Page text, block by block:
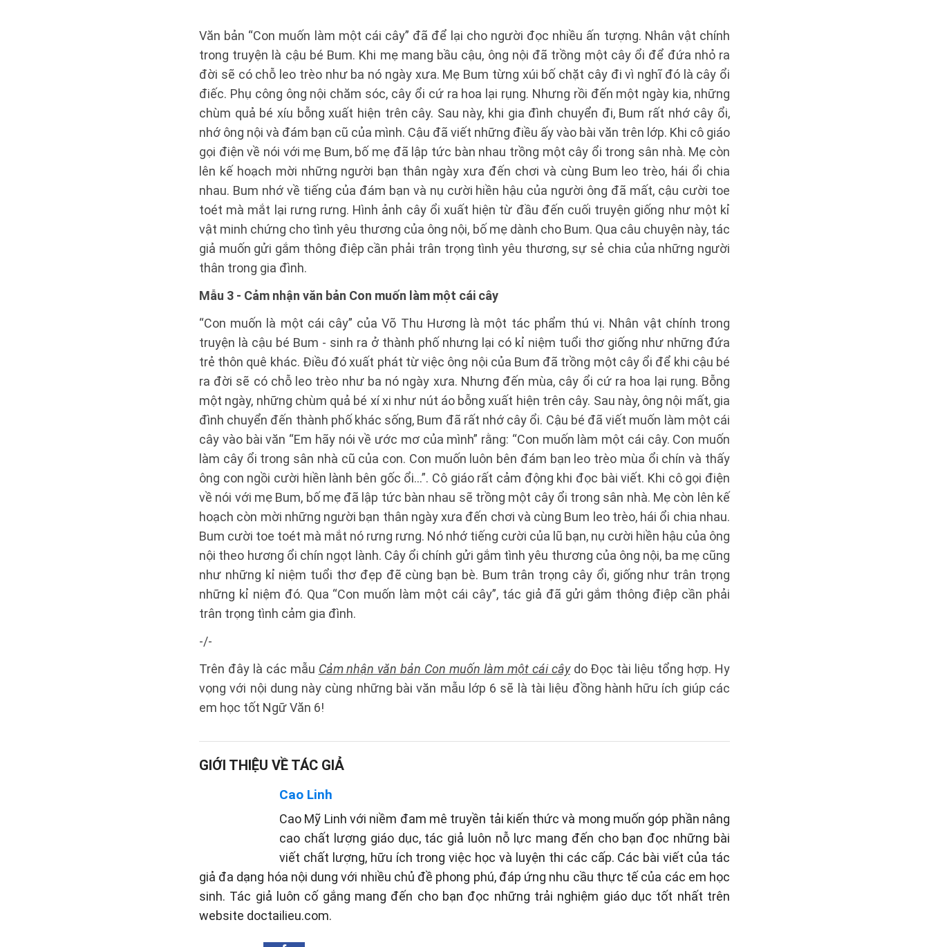
Văn bản “Con muốn làm một cái cây” đã để lại cho người đọc nhiều ấn tượng. Nhân vật chính
trong truyện là cậu bé Bum. Khi mẹ mang bầu cậu, ông nội đã trồng một cây ổi để đứa nhỏ ra
đời sẽ có chỗ leo trèo như ba nó ngày xưa. Mẹ Bum từng xúi bố chặt cây đi vì nghĩ đó là cây ổi
điếc. Phụ công ông nội chăm sóc, cây ổi cứ ra hoa lại rụng. Nhưng rồi đến một ngày kia, những
chùm quả bé xíu bỗng xuất hiện trên cây. Sau này, khi gia đình chuyển đi, Bum rất nhớ cây ổi,
nhớ ông nội và đám bạn cũ của mình. Cậu đã viết những điều ấy vào bài văn trên lớp. Khi cô giáo
gọi điện về nói với mẹ Bum, bố mẹ đã lập tức bàn nhau trồng một cây ổi trong sân nhà. Mẹ còn
lên kế hoạch mời những người bạn thân ngày xưa đến chơi và cùng Bum leo trèo, hái ổi chia
nhau. Bum nhớ về tiếng của đám bạn và nụ cười hiền hậu của người ông đã mất, cậu cười toe
toét mà mắt lại rưng rưng. Hình ảnh cây ổi xuất hiện từ đầu đến cuối truyện giống như một kỉ
vật minh chứng cho tình yêu thương của ông nội, bố mẹ dành cho Bum. Qua câu chuyện này, tác
giả muốn gửi gắm thông điệp cần phải trân trọng tình yêu thương, sự sẻ chia của những người
thân trong gia đình.
Mẫu 3 - Cảm nhận văn bản Con muốn làm một cái cây
“Con muốn là một cái cây” của Võ Thu Hương là một tác phẩm thú vị. Nhân vật chính trong
truyện là cậu bé Bum - sinh ra ở thành phố nhưng lại có kỉ niệm tuổi thơ giống như những đứa
trẻ thôn quê khác. Điều đó xuất phát từ việc ông nội của Bum đã trồng một cây ổi để khi cậu bé
ra đời sẽ có chỗ leo trèo như ba nó ngày xưa. Nhưng đến mùa, cây ổi cứ ra hoa lại rụng. Bỗng
một ngày, những chùm quả bé xí xi như nút áo bỗng xuất hiện trên cây. Sau này, ông nội mất, gia
đình chuyển đến thành phố khác sống, Bum đã rất nhớ cây ổi. Cậu bé đã viết muốn làm một cái
cây vào bài văn “Em hãy nói về ước mơ của mình” rằng: “Con muốn làm một cái cây. Con muốn
làm cây ổi trong sân nhà cũ của con. Con muốn luôn bên đám bạn leo trèo mùa ổi chín và thấy
ông con ngồi cười hiền lành bên gốc ổi…”. Cô giáo rất cảm động khi đọc bài viết. Khi cô gọi điện
về nói với mẹ Bum, bố mẹ đã lập tức bàn nhau sẽ trồng một cây ổi trong sân nhà. Mẹ còn lên kế
hoạch còn mời những người bạn thân ngày xưa đến chơi và cùng Bum leo trèo, hái ổi chia nhau.
Bum cười toe toét mà mắt nó rưng rưng. Nó nhớ tiếng cười của lũ bạn, nụ cười hiền hậu của ông
nội theo hương ổi chín ngọt lành. Cây ổi chính gửi gắm tình yêu thương của ông nội, ba mẹ cũng
như những kỉ niệm tuổi thơ đẹp đẽ cùng bạn bè. Bum trân trọng cây ổi, giống như trân trọng
những kỉ niệm đó. Qua “Con muốn làm một cái cây”, tác giả đã gửi gắm thông điệp cần phải
trân trọng tình cảm gia đình.
-/-
Trên đây là các mẫu Cảm nhận văn bản Con muốn làm một cái câydo Đọc tài liệu tổng hợp. Hy
vọng với nội dung này cùng những bài văn mẫu lớp 6 sẽ là tài liệu đồng hành hữu ích giúp các
em học tốt Ngữ Văn 6!
GIỚI THIỆU VỀ TÁC GIẢ
Cao Linh
Cao Mỹ Linh với niềm đam mê truyền tải kiến thức và mong muốn góp phần nâng
cao chất lượng giáo dục, tác giả luôn nỗ lực mang đến cho bạn đọc những bài
viết chất lượng, hữu ích trong việc học và luyện thi các cấp. Các bài viết của tác
giả đa dạng hóa nội dung với nhiều chủ đề phong phú, đáp ứng nhu cầu thực tế của các em học
sinh. Tác giả luôn cố gắng mang đến cho bạn đọc những trải nghiệm giáo dục tốt nhất trên
website doctailieu.com.